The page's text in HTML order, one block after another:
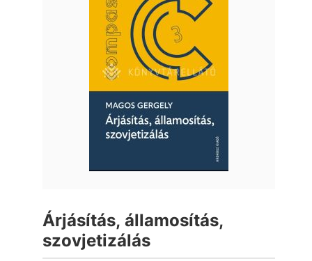
Árjásítás, államosítás,
szovjetizálás